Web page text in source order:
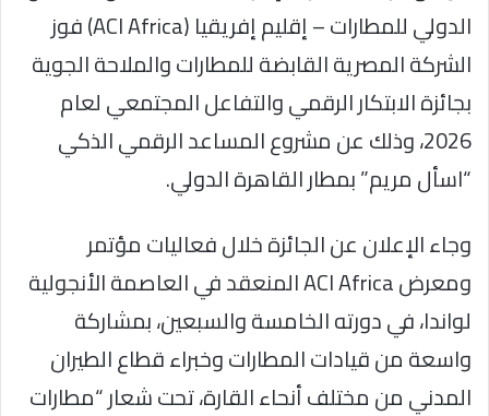
الدولي للمطارات – إقليم إفريقيا (ACI Africa) فوز
الشركة المصرية القابضة للمطارات والملاحة الجوية
بجائزة الابتكار الرقمي والتفاعل المجتمعي لعام
2026، وذلك عن مشروع المساعد الرقمي الذكي
“اسأل مريم” بمطار القاهرة الدولي.
وجاء الإعلان عن الجائزة خلال فعاليات مؤتمر
ومعرض ACI Africa المنعقد في العاصمة الأنجولية
لواندا، في دورته الخامسة والسبعين، بمشاركة
واسعة من قيادات المطارات وخبراء قطاع الطيران
المدني من مختلف أنحاء القارة، تحت شعار “مطارات